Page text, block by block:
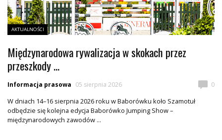
AKTUALNOŚCI
Międzynarodowa rywalizacja w skokach przez
przeszkody ...
Informacja prasowa 05 sierpnia 2026 0
W dniach 14–16 sierpnia 2026 roku w Baborówku koło Szamotuł
odbędzie się kolejna edycja Baborówko Jumping Show –
międzynarodowych zawodów ...